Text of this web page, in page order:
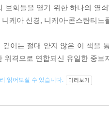
보화들을 열기 위한 하나의 열
케아 신경, 니케아-콘스탄티
깊이는 절대 얕지 않은 이 책을
위격으로 연합되신 유일한 중
읽어보실 수 있습니다. 미리보기